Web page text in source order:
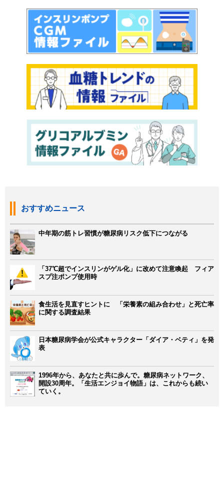
おすすめニュース
中年期の筋トレ習慣が糖尿病リスク低下につながる
「37℃超でインスリンがゲル化」に改めて注意喚起 フィア
スプ注ポンプ使用時
食生活を見直すヒントに 「栄養素の組み合わせ」と死亡率
に関する調査結果
日本糖尿病学会が公式キャラクター「ダイア・ベティ」を発
表
1996年から、あなたと共に歩んで。糖尿病ネットワーク、
開設30周年。「生活エンジョイ物語」は、これからも続い
ていく。